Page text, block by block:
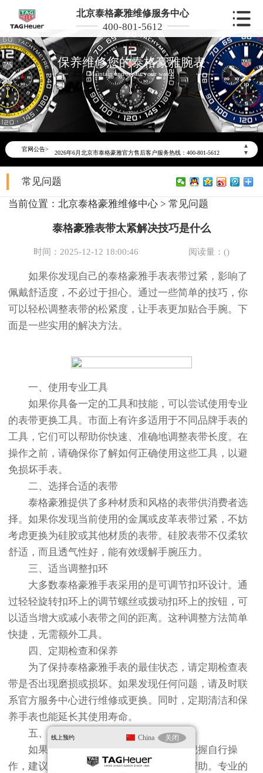
北京泰格豪雅维修服务中心
400-801-5612
保养维修您的泰格豪雅腕表
Maintain and repair your watch
官网公告>
▲
▼
2026年6月泰格豪雅北京市售后服务网络优化升级公告
2026年6月北京市泰格豪雅官方售后客户服务热线：400-801-5612
2026年6月泰格豪雅售后服务中心最新网点地址：
北京市东城区东长安街1号东方广场写字楼W3座6层602室（需提前预约）
节假日正常营业！
常见问题
当前位置： 北京泰格豪雅维修中心 > 常见问题
泰格豪雅表带太紧解决技巧是什么
时间：2025-12-12 18:00:46 阅读量：()
如果你发现自己的泰格豪雅手表表带过紧，影响了
佩戴舒适度，不必过于担心。通过一些简单的技巧，你
可以轻松调整表带的松紧度，让手表更加贴合手腕。下
面是一些实用的解决方法。
一、使用专业工具
如果你具备一定的工具和技能，可以尝试使用专业
的表带更换工具。市面上有许多适用于不同品牌手表的
工具，它们可以帮助你快速、准确地调整表带长度。在
操作之前，请确保你了解如何正确使用这些工具，以避
免损坏手表。
二、选择合适的表带
泰格豪雅提供了多种材质和风格的表带供消费者选
择。如果你发现当前使用的金属或皮革表带过紧，不妨
考虑更换为硅胶或其他材质的表带。硅胶表带不仅柔软
舒适，而且透气性好，能有效缓解手腕压力。
三、适当调整扣环
大多数泰格豪雅手表采用的是可调节扣环设计。通
过轻轻旋转扣环上的调节螺丝或拨动扣环上的按钮，可
以适当增大或减小表带之间的距离。这种调整方法简单
快捷，无需额外工具。
四、定期检查和保养
为了保持泰格豪雅手表的最佳状态，请定期检查表
带是否出现磨损或损坏。如果发现任何问题，请及时联
系官方服务中心进行维修或更换。同时，定期清洁和保
养手表也能延长其使用寿命。
五、寻找专业帮助
如果你对上述方法感到不确定或没有把握自行操
作，建议联系泰格豪雅官方服务中心寻求帮助。专业的
线上预约 China 关闭